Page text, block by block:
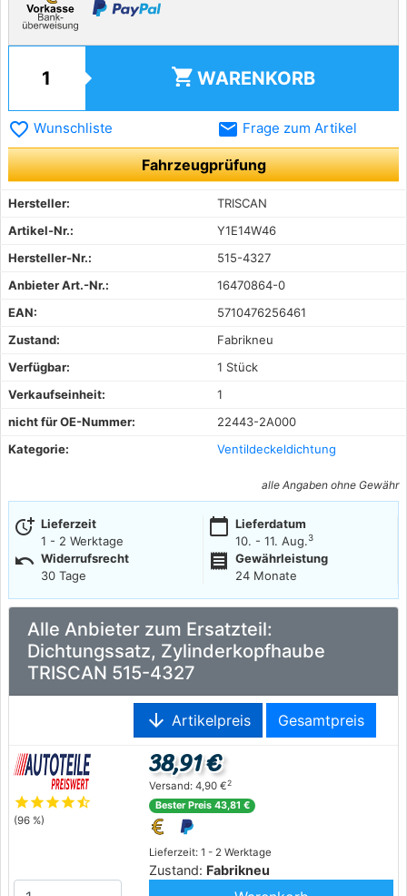
shopping_cart WARENKORB
favorite_border Wunschliste email Frage zum Artikel
Fahrzeugprüfung
Hersteller:
TRISCAN
Artikel-Nr.:
Y1E14W46
Hersteller-Nr.:
515-4327
Anbieter Art.-Nr.:
16470864-0
EAN:
5710476256461
Zustand:
Fabrikneu
Verfügbar:
1 Stück
Verkaufseinheit:
1
nicht für OE-Nummer:
22443-2A000
Kategorie:
Ventildeckeldichtung
alle Angaben ohne Gewähr
more_time Lieferzeit
1 - 2 Werktage
calendar_today Lieferdatum
10. - 11. Aug.3
undo Widerrufsrecht
30 Tage
receipt
Gewährleistung
24 Monate
Alle Anbieter zum Ersatzteil:
Dichtungssatz, Zylinderkopfhaube
TRISCAN 515-4327
arrow_downward Artikelpreis Gesamtpreis
starstarstarstarstar_half
(96 %)
Lieferzeit: 1 - 2 Werktage
Zustand: Fabrikneu
38,91 €
Versand: 4,90 €2
Bester Preis 43,81 €